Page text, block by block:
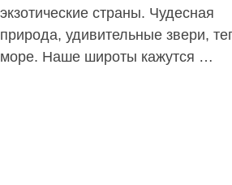
экзотические страны. Чудесная
природа, удивительные звери,
море. Наше широты кажутся …